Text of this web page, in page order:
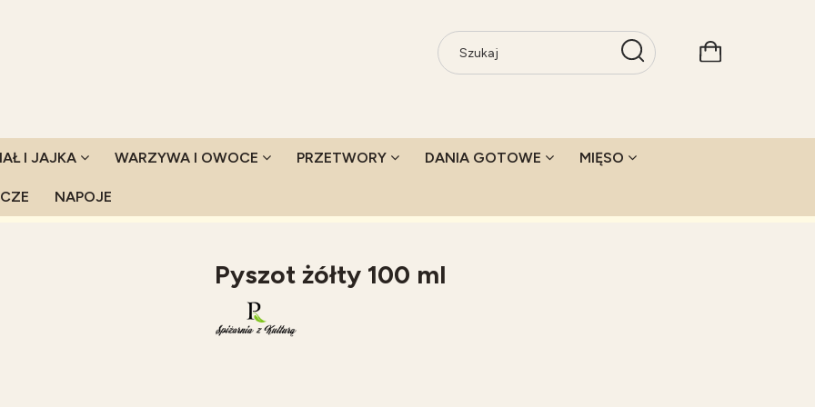
I JAJKA WARZYWA I OWOCE PRZETWORY DANIA GOTOWE MIĘSO
NAPOJE
Pyszot żółty 100 ml